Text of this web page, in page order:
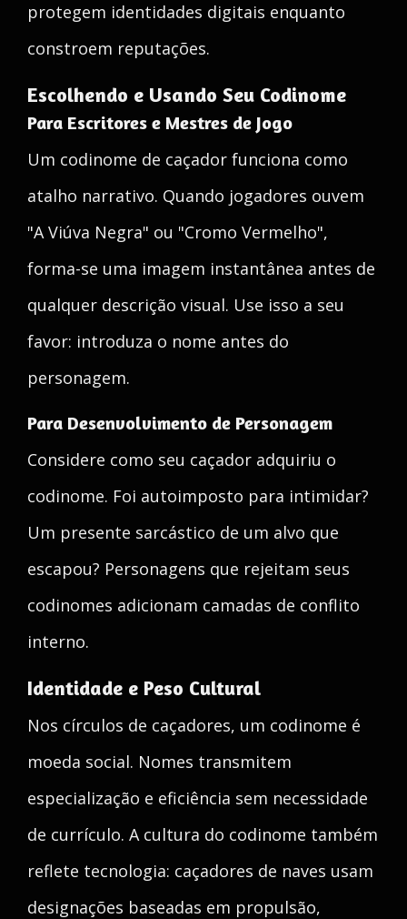
protegem identidades digitais enquanto
constroem reputações.
Escolhendo e Usando Seu Codinome
Para Escritores e Mestres de Jogo
Um codinome de caçador funciona como
atalho narrativo. Quando jogadores ouvem
"A Viúva Negra" ou "Cromo Vermelho",
forma-se uma imagem instantânea antes de
qualquer descrição visual. Use isso a seu
favor: introduza o nome antes do
personagem.
Para Desenvolvimento de Personagem
Considere como seu caçador adquiriu o
codinome. Foi autoimposto para intimidar?
Um presente sarcástico de um alvo que
escapou? Personagens que rejeitam seus
codinomes adicionam camadas de conflito
interno.
Identidade e Peso Cultural
Nos círculos de caçadores, um codinome é
moeda social. Nomes transmitem
especialização e eficiência sem necessidade
de currículo. A cultura do codinome também
reflete tecnologia: caçadores de naves usam
designações baseadas em propulsão,